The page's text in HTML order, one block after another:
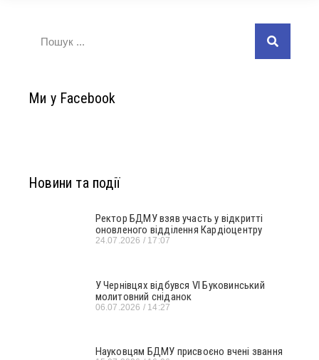
Ми у Facebook
Новини та події
Ректор БДМУ взяв участь у відкритті
оновленого відділення Кардіоцентру
24.07.2026 17:07
У Чернівцях відбувся VI Буковинський
молитовний сніданок
06.07.2026 14:27
Науковцям БДМУ присвоєно вчені звання